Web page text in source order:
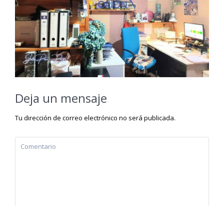
Deja un mensaje
Tu dirección de correo electrónico no será publicada.